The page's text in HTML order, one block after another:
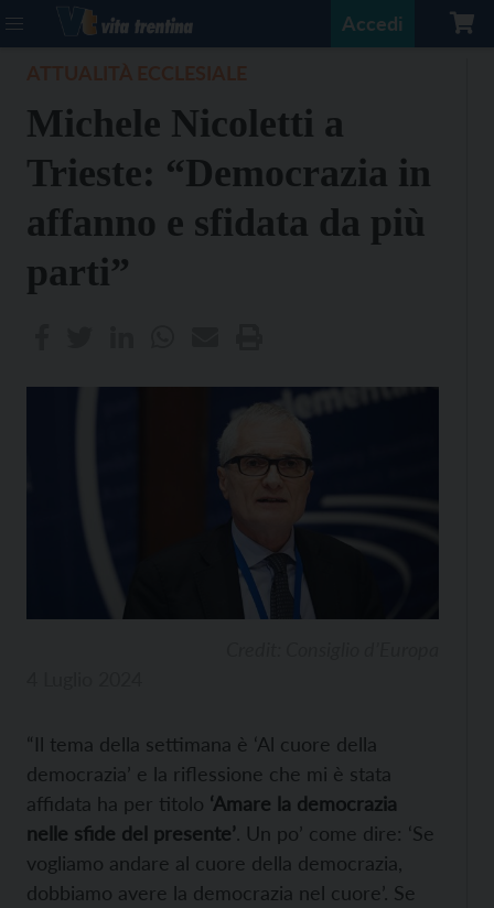
Accedi
Michele Nicoletti a
Trieste: “Democrazia in
affanno e sfidata da più
parti”
“Il tema della settimana è ‘Al cuore della
democrazia’ e la riflessione che mi è stata
affidata ha per titolo ‘Amare la democrazia
nelle sfide del presente’. Un po’ come dire: ‘Se
vogliamo andare al cuore della democrazia,
dobbiamo avere la democrazia nel cuore’. Se